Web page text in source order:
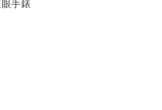
手錶